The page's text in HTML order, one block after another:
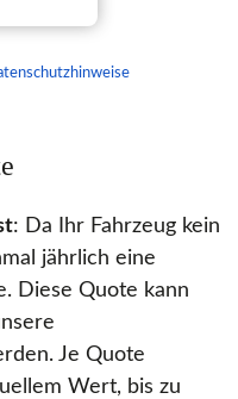
: Da Ihr Fahrzeug kein
jährlich eine
Diese Quote kann
Je Quote
Wert, bis zu